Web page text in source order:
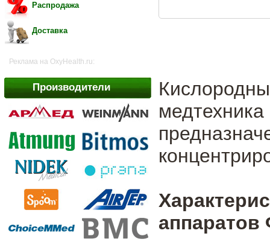
Распродажа
Доставка
Реклама на OxyHealth.ru:
Производители
аппаратов